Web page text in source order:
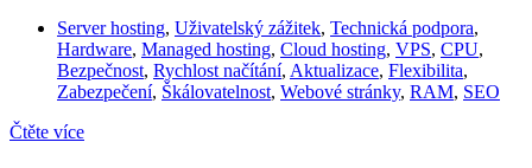
Server hosting, Uživatelský zážitek, Technická podpora,
Hardware, Managed hosting, Cloud hosting, VPS, CPU,
Bezpečnost, Rychlost načítání, Aktualizace, Flexibilita,
Zabezpečení, Škálovatelnost, Webové stránky, RAM, SEO
Čtěte více